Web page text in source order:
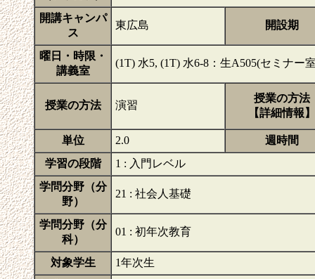
開講キャンパ
ス
東広島 開設期
曜日・時限・
講義室
(1T) 水5, (1T) 水6-8：生A505(セミナー
授業の方法 演習
授業の方法
【詳細情報】
単位 2.0
週時間
学習の段階
1 : 入門レベル
学問分野（分
野）
21 : 社会人基礎
学問分野（分
科）
01 : 初年次教育
対象学生
1年次生